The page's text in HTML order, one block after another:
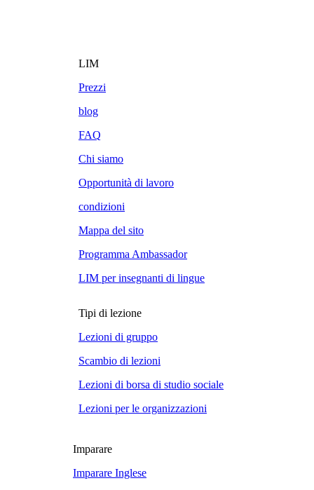
LIM
Prezzi
blog
FAQ
Chi siamo
Opportunità di lavoro
condizioni
Mappa del sito
Programma Ambassador
LIM per insegnanti di lingue
Tipi di lezione
Lezioni di gruppo
Scambio di lezioni
Lezioni di borsa di studio sociale
Lezioni per le organizzazioni
Imparare
Imparare Inglese